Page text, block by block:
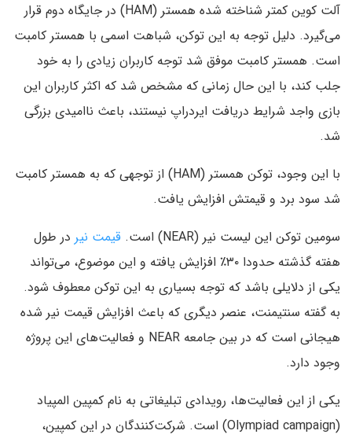
آلت کوین کمتر شناخته شده همستر (HAM) در جایگاه دوم قرار
می‌گیرد. دلیل توجه به این توکن، شباهت اسمی با همستر کامبت
است. همستر کامبت موفق شد توجه کاربران زیادی را به خود
جلب کند، با این حال زمانی که مشخص شد که اکثر کاربران این
بازی واجد شرایط دریافت ایردراپ نیستند، باعث ناامیدی بزرگی
شد.
با این وجود، توکن همستر (HAM) از توجهی که به همستر کامبت
شد سود برد و قیمتش افزایش یافت.
سومین توکن این لیست نیر (NEAR) است.
قیمت نیر در طول
هفته گذشته حدودا ۳۰٪ افزایش یافته و این موضوع، می‌تواند
یکی از دلایلی باشد که توجه بسیاری به این توکن معطوف شود.
به گفته سنتیمنت، عنصر دیگری که باعث افزایش قیمت نیر شده
هیجانی است که در بین جامعه NEAR و فعالیت‌های این پروژه
وجود دارد.
یکی از این فعالیت‌ها، رویدادی تبلیغاتی به نام کمپین المپیاد
(Olympiad campaign) است. شرکت‌کنندگان در این کمپین،